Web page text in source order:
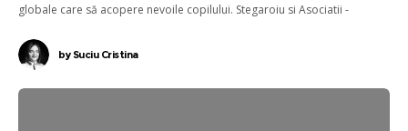
globale care să acopere nevoile copilului. Stegaroiu si Asociatii -
bySuciu Cristina